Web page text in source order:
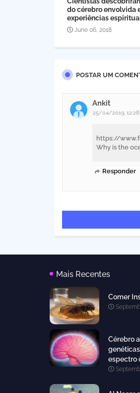
do cérebro envolvida
experiências
June 06, 2018
POSTAR UM
Ankit
25/04/2019, 12:28
https://
Why is the
Responder
Mais Recentes
Comer
Cérebro
espectro